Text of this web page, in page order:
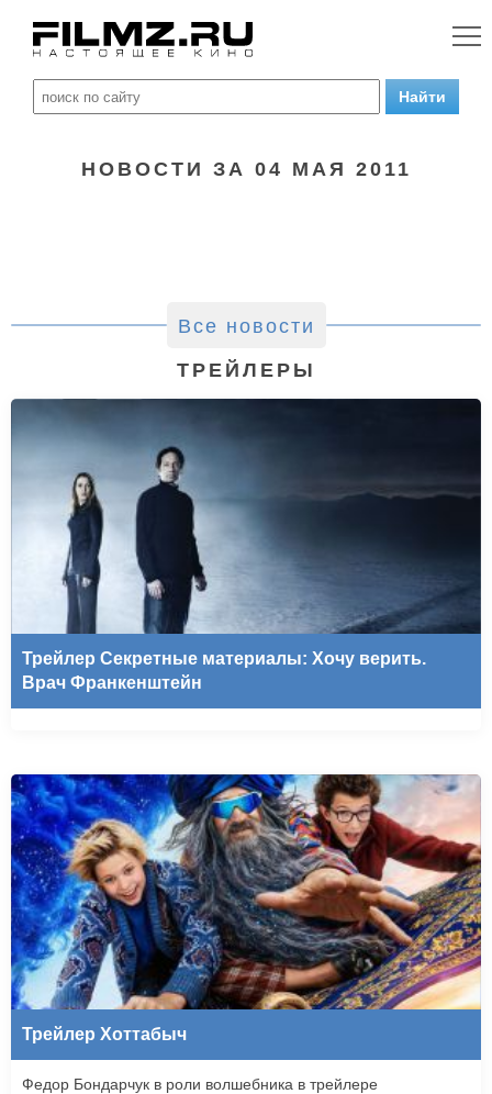
НОВОСТИ ЗА 04 МАЯ 2011
Все новости
ТРЕЙЛЕРЫ
Трейлер Секретные материалы: Хочу верить.
Врач Франкенштейн
Трейлер Хоттабыч
Федор Бондарчук в роли волшебника в трейлере